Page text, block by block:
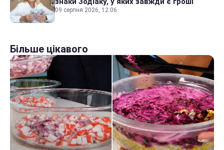
09 серпня 2026, 12:06
Більше цікавого